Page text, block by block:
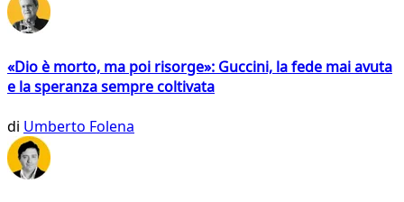
«Dio è morto, ma poi risorge»: Guccini, la fede mai avuta
e la speranza sempre coltivata
di Umberto Folena